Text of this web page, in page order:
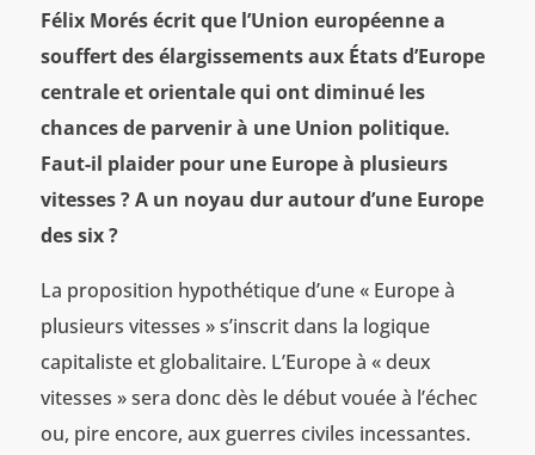
Félix Morés écrit que l’Union européenne a
souffert des élargissements aux États d’Europe
centrale et orientale qui ont diminué les
chances de parvenir à une Union politique.
Faut-il plaider pour une Europe à plusieurs
vitesses ? A un noyau dur autour d’une Europe
des six ?
La proposition hypothétique d’une « Europe à
plusieurs vitesses » s’inscrit dans la logique
capitaliste et globalitaire. L’Europe à « deux
vitesses » sera donc dès le début vouée à l’échec
ou, pire encore, aux guerres civiles incessantes.